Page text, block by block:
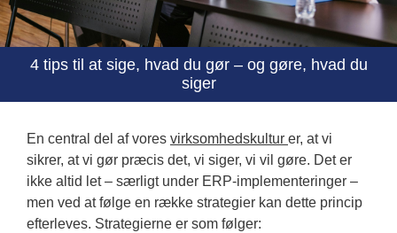
4 tips til at sige, hvad du gør – og gøre, hvad du
siger
En central del af vores virksomhedskultur er, at vi
sikrer, at vi gør præcis det, vi siger, vi vil gøre. Det er
ikke altid let – særligt under ERP-implementeringer –
men ved at følge en række strategier kan dette princip
efterleves. Strategierne er som følger: